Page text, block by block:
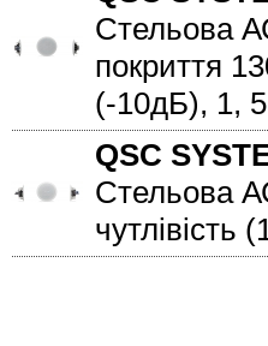
Стельова
покриття
(-10дБ), 1, 5
QSC
Стельова